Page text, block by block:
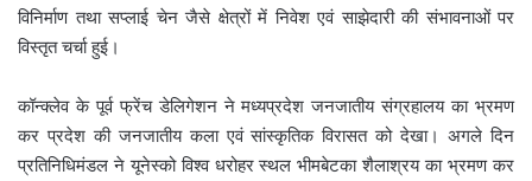
विनिर्माण तथा सप्लाई चेन जैसे क्षेत्रों में निवेश एवं साझेदारी की संभावनाओं पर
विस्तृत चर्चा हुई।
कॉन्क्लेव के पूर्व फ्रेंच डेलिगेशन ने मध्यप्रदेश जनजातीय संग्रहालय का भ्रमण
कर प्रदेश की जनजातीय कला एवं सांस्कृतिक विरासत को देखा। अगले दिन
प्रतिनिधिमंडल ने यूनेस्को विश्व धरोहर स्थल भीमबेटका शैलाश्रय का भ्रमण कर